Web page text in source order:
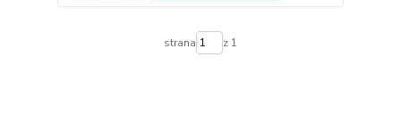
strana z 1